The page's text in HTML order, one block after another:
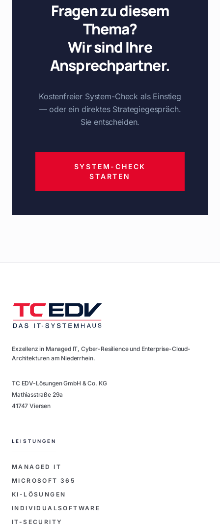
Fragen zu diesem
Thema?
Wir sind Ihre
Ansprechpartner.
Kostenfreier System-Check als Einstieg
— oder ein direktes Strategiegespräch.
Sie entscheiden.
SYSTEM-CHECK
STARTEN
Exzellenz in Managed IT, Cyber-Resilience und Enterprise-Cloud-
Architekturen am Niederrhein.
TC EDV-Lösungen GmbH & Co. KG
Mathiasstraße 29a
41747 Viersen
LEISTUNGEN
MANAGED IT
MICROSOFT 365
KI-LÖSUNGEN
INDIVIDUALSOFTWARE
IT-SECURITY